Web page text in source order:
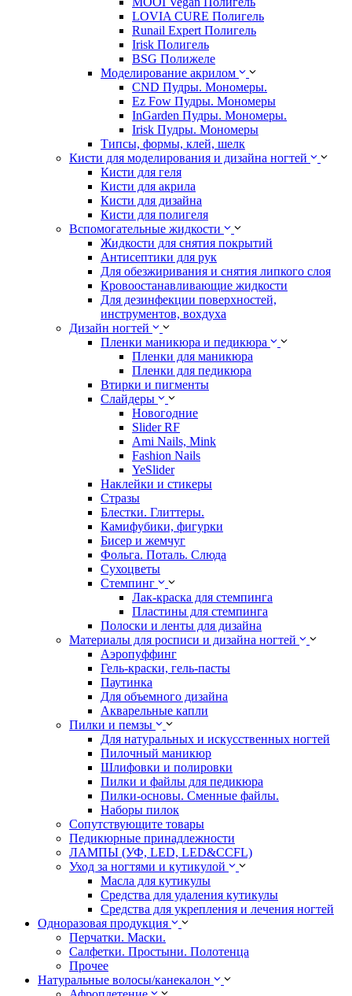
LOVIA CURE Полигель
Runail Expert Полигель
Irisk Полигель
BSG Полижеле
Моделирование акрилом
CND Пудры. Мономеры.
Ez Fow Пудры. Мономеры
InGarden Пудры. Мономеры.
Irisk Пудры. Мономеры
Типсы, формы, клей, шелк
Кисти для моделирования и дизайна ногтей
Кисти для геля
Кисти для акрила
Кисти для дизайна
Кисти для полигеля
Вспомогательные жидкости
Жидкости для снятия покрытий
Антисептики для рук
Для обезжиривания и снятия липкого слоя
Кровоостанавливающие жидкости
Для дезинфекции поверхностей,
инструментов, вохдуха
Дизайн ногтей
Пленки маникюра и педикюра
Пленки для маникюра
Пленки для педикюра
Втирки и пигменты
Слайдеры
Новогодние
Slider RF
Ami Nails, Mink
Fashion Nails
YeSlider
Наклейки и стикеры
Стразы
Блестки. Глиттеры.
Камифубики, фигурки
Бисер и жемчуг
Фольга. Поталь. Слюда
Сухоцветы
Стемпинг
Лак-краска для стемпинга
Пластины для стемпинга
Полоски и ленты для дизайна
Материалы для росписи и дизайна ногтей
Аэропуффинг
Гель-краски, гель-пасты
Паутинка
Для объемного дизайна
Акварельные капли
Пилки и пемзы
Для натуральных и искусственных ногтей
Пилочный маникюр
Шлифовки и полировки
Пилки и файлы для педикюра
Пилки-основы. Сменные файлы.
Наборы пилок
Сопутствующите товары
Педикюрные принадлежности
ЛАМПЫ (УФ, LED, LED&CCFL)
Уход за ногтями и кутикулой
Масла для кутикулы
Средства для удаления кутикулы
Средства для укрепления и лечения ногтей
Одноразовая продукция
Перчатки. Маски.
Салфетки. Простыни. Полотенца
Прочее
Натуральные волосы/канекалон